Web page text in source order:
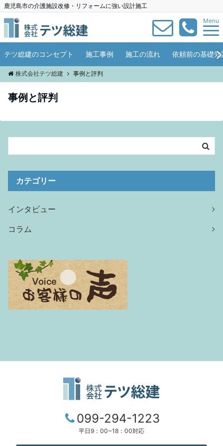
鹿児島市の介護施設改修・リフォームに強い設計施工
Menu
テツ総建のコンセプト 施工事例 施工の流れ 依頼前の基礎知
株式会社テツ総建 事例と評判
事例と評判
カテゴリー
インタビュー
コラム
099-294-1223
平日9：00~18：00対応